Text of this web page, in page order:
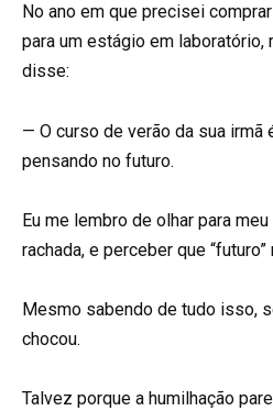
No ano em que precisei
para um estágio em laboratório,
disse:
— O curso de verão da sua irmã
pensando no futuro.
Eu me lembro de olhar para
rachada, e perceber que “futuro”
Mesmo sabendo de tudo isso,
chocou.
Talvez porque a humilhação